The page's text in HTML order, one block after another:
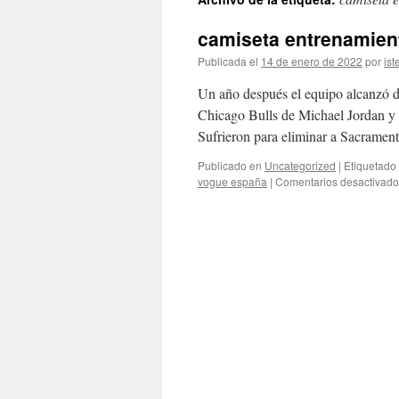
contenido
camiseta
Publicada el 14 de enero de 2022 por
Un año después el equipo alcanzó
Chicago Bulls de Michael Jordan y
Sufrieron para eliminar a
Publicado en Uncategorized | Etiquetado
vogue españa | Comentarios